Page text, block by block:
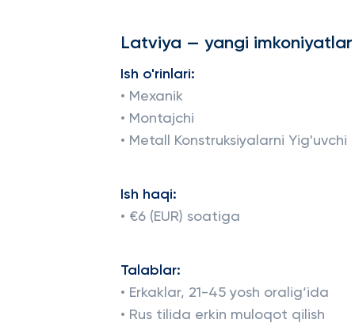
Latviya — yangi
Ish o'rinlari:
• Mexanik
• Montajchi
• Metall Konstruksiyalarni Yig'uvchi
Ish haqi:
• €6 (EUR) soatiga
Talablar:
• Erkaklar, 21-45 yosh oralig‘ida
• Rus tilida erkin muloqot qilish